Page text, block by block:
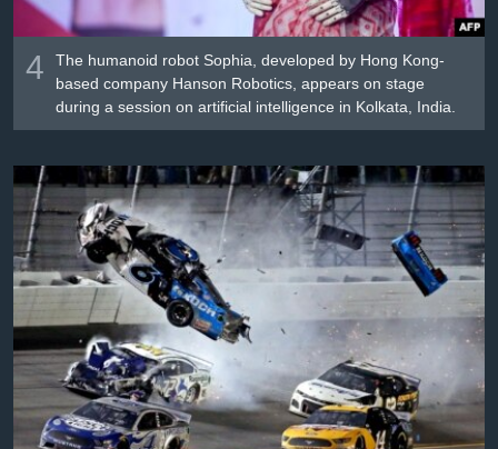
4
The humanoid robot Sophia, developed by Hong Kong-
based company Hanson Robotics, appears on stage
during a session on artificial intelligence in Kolkata, India.